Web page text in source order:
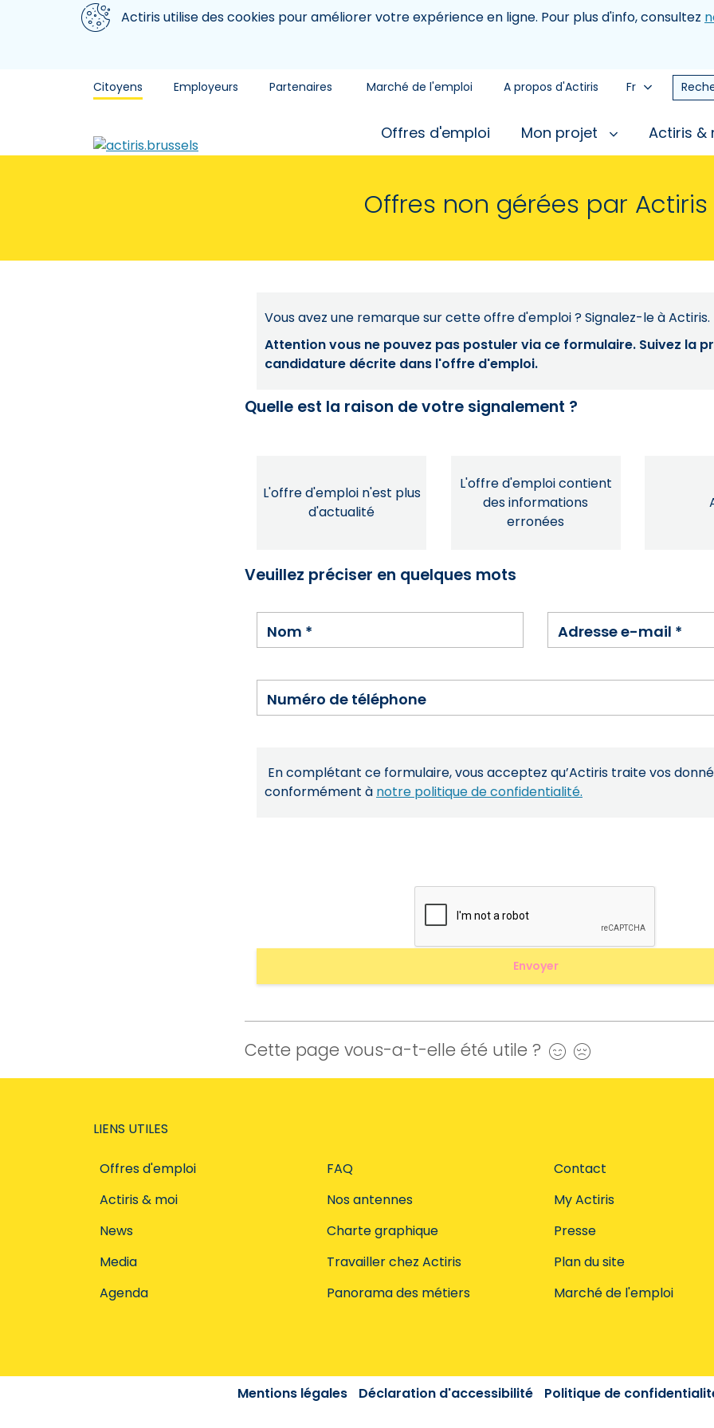
Aller au contenu principal
Nous utilisons des cookiesActiris utilise des cookies pour améliorer votre expérience en ligne. Pour plus d'info, consultez
Citoyens Employeurs Partenaires Marché de l'emploi A propos d'Actiris Fr
Offres d'emploi Mon projet Actiris
Offres non gérées par Actiris
Vous avez une remarque sur cette offre d'emploi ? Signalez-le à Actiris.
Attention vous ne pouvez pas postuler via ce formulaire. Suivez la
candidature décrite dans l'offre d'emploi.
Quelle est la raison de votre signalement ?
L'offre d'emploi n'est plus
d'actualité
L'offre d'emploi contient
des informations
erronées
Veuillez préciser en quelques mots
Nom * Adresse e-mail *
Numéro de téléphone
En complétant ce formulaire, vous acceptez qu’Actiris traite vos
conformément à notre politique de confidentialité.
Cette page vous-a-t-elle été utile ? Oui
LIENS UTILES
Offres d'emploi
Actiris & moi
News
Media
Agenda
FAQ
Nos antennes
Charte graphique
Travailler chez Actiris
Panorama des métiers
Contact
My Actiris
Presse
Plan du site
Marché de l'emploi
Mentions légales Déclaration d'accessibilité Politique de